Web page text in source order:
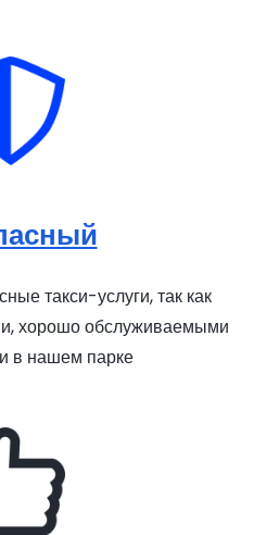
такси-услуги, так как
хорошо обслуживаемыми
в нашем парке